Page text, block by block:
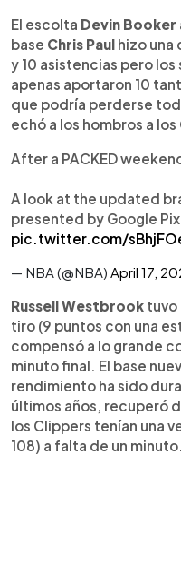
El escolta Devin Booker
base Chris Paul hizo una
y 10 asistencias pero
apenas aportaron 10
que podría perderse
echó a los hombros a
After a PACKED
A look at the updated
presented by Google
pic.twitter.com/
— NBA (@NBA) April 17,
Russell Westbrook tuvo
tiro (9 puntos con una
compensó a lo grande
minuto final. El base
rendimiento ha sido
últimos años, recuperó
los Clippers tenían una
108) a falta de un minuto.